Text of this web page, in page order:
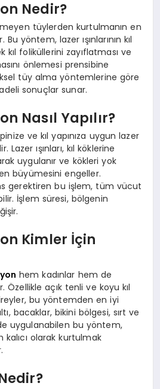
Nedir?
tüylerden kurtulmanın en
yöntem, lazer ışınlarının kıl
foliküllerini zayıflatması ve
önlemesi prensibine
tüy alma yöntemlerine göre
sonuçlar sunar.
Nasıl Yapılır?
ve kıl yapınıza uygun lazer
Lazer ışınları, kıl köklerine
uygulanır ve kökleri yok
büyümesini engeller.
gerektiren bu işlem, tüm vücut
İşlem süresi, bölgenin
Kimler İçin
hem kadınlar hem de
Özellikle açık tenli ve koyu kıl
bu yöntemden en iyi
bacaklar, bikini bölgesi, sırt ve
uygulanabilen bu yöntem,
olarak kurtulmak